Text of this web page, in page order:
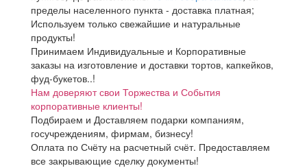
пределы населенного пункта - доставка платная;
Используем только свежайшие и натуральные
продукты!
Принимаем Индивидуальные и Корпоративные
заказы на изготовление и доставки тортов, капкейков,
фуд-букетов..!
Нам доверяют свои Торжества и События
корпоративные клиенты!
Подбираем и Доставляем подарки компаниям,
госучреждениям, фирмам, бизнесу!
Оплата по Счёту на расчетный счёт. Предоставляем
все закрывающие сделку документы!